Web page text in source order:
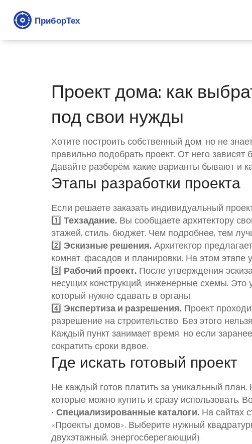
Проект дома: как
под свои нужды
Хотите построить собственный дом, но не
правильно подобрать проект. От него
Давайте разберём, какие варианты бывают и
Этапы разработки проекта
Если решаете заказать индивидуальный
1️⃣ Техзадание. Вы сообщаете архитектору
этажей, стиль, бюджет. Чем подробнее, тем
2️⃣ Эскизные решения. Архитектор
комнат, фасадов и планировки. На этом этапе
3️⃣ Рабочий проект. После утверждения
несущих конструкций, инженерные схемы.
который нужно сдавать в органы.
4️⃣ Экспертиза и разрешения. Проект
разрешение на строительство. Без этого
Каждый пункт занимает время, но если
сократить сроки вдвое.
Где искать готовый проект
Не каждый готов платить за уникальный
которые можно купить и сразу использовать.
• Специализированные каталоги. На сайтах
«Проекты домов». Выберите нужный
двухэтажный, энергосберегающий).